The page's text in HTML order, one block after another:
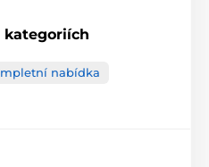
kategoriích
nabídka